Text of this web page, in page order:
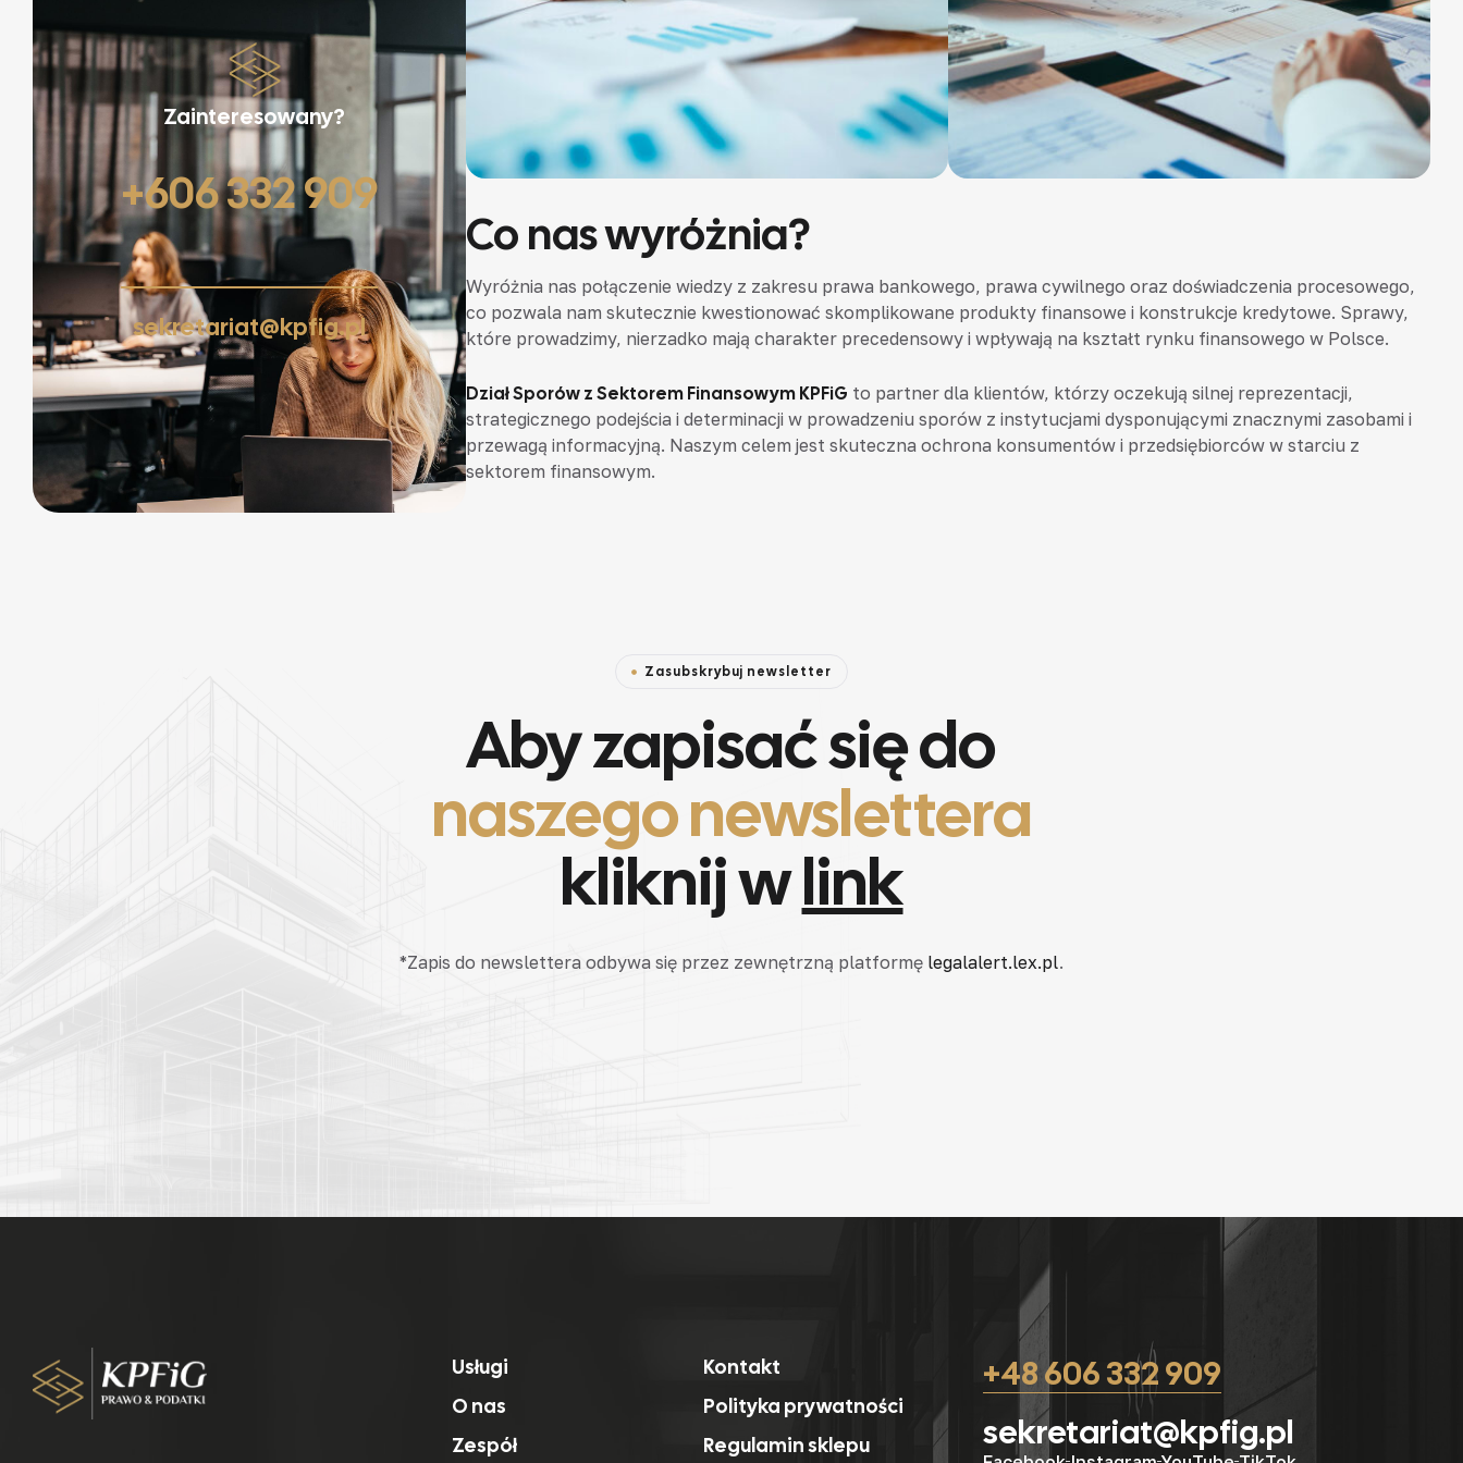
Zainteresowany?
+606 332 909
sekretariat@kpfig.pl
Co nas wyróżnia?
Wyróżnia nas połączenie wiedzy z zakresu prawa bankowego, prawa cywilnego oraz doświadczenia procesowego,
co pozwala nam skutecznie kwestionować skomplikowane produkty finansowe i konstrukcje kredytowe. Sprawy,
które prowadzimy, nierzadko mają charakter precedensowy i wpływają na kształt rynku finansowego w Polsce.
Dział Sporów z Sektorem Finansowym KPFiG to partner dla klientów, którzy oczekują silnej reprezentacji,
strategicznego podejścia i determinacji w prowadzeniu sporów z instytucjami dysponującymi znacznymi zasobami i
przewagą informacyjną. Naszym celem jest skuteczna ochrona konsumentów i przedsiębiorców w starciu z
sektorem finansowym.
Zasubskrybuj newsletter
Aby zapisać się do
naszego newslettera
kliknij wlink
*Zapis do newslettera odbywa się przez zewnętrzną platformę legalalert.lex.pl.
Usługi
O nas
Zespół
Kontakt
Polityka prywatności
Regulamin sklepu
+48 606 332 909
sekretariat@kpfig.pl